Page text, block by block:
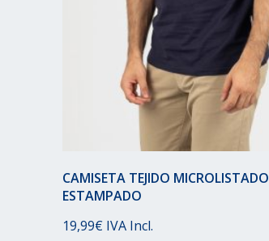
CAMISETA TEJIDO MICROLISTADO
ESTAMPADO
19,99€ IVA Incl.